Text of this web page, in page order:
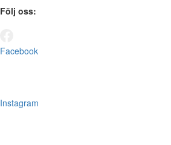
Följ oss:
Facebook
Instagram